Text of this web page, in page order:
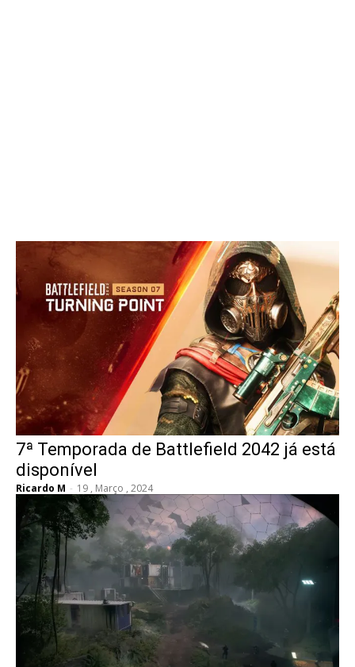
7ª Temporada de Battlefield 2042 já está
disponível
Ricardo M - 19 , Março , 2024